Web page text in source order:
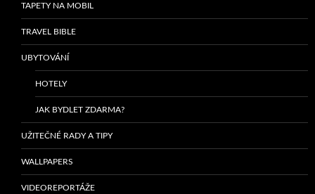
TAPETY NA MOBIL
TRAVEL BIBLE
UBYTOVÁNÍ
HOTELY
JAK BYDLET ZDARMA?
UŽITEČNÉ RADY A TIPY
WALLPAPERS
VIDEOREPORTÁŽE